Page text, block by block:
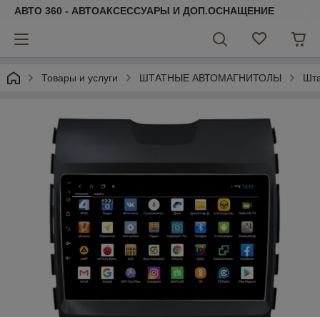
АВТО 360 - АВТОАКСЕССУАРЫ И ДОП.ОСНАЩЕНИЕ
Товары и услуги ШТАТНЫЕ АВТОМАГНИТОЛЫ